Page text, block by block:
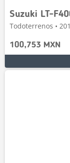
Suzuki LT-
Todoterrenos •
100,753 MXN